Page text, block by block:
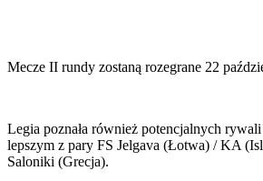
Mecze II rundy zostaną rozegrane 22
Legia poznała również potencjalnych
lepszym z pary FS Jelgava (Łotwa) / KA
Saloniki (Grecja).